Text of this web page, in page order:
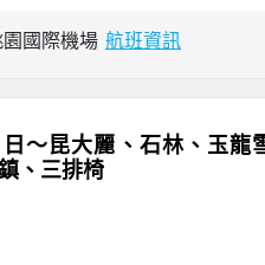
國際機場 航班資訊
～昆大麗、石林、玉龍
、三排椅